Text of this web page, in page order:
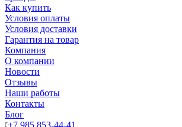
Как купить
Условия оплаты
Условия доставки
Гарантия на товар
Компания
О компании
Новости
Отзывы
Наши работы
Контакты
Блог
+7 985 853-44-41